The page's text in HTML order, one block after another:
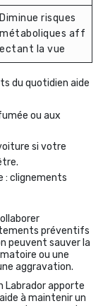
Diminue risques
métaboliques aff
ectant la vue
du quotidien aide
ou aux
si votre
: clignements
préventifs
peuvent sauver la
ou une
aggravation.
Labrador apporte
à maintenir un